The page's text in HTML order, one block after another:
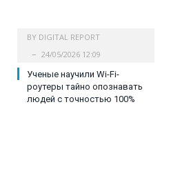
BY DIGITAL REPORT
24/05/2026 12:09
Ученые научили Wi-Fi-
роутеры тайно опознавать
людей с точностью 100%